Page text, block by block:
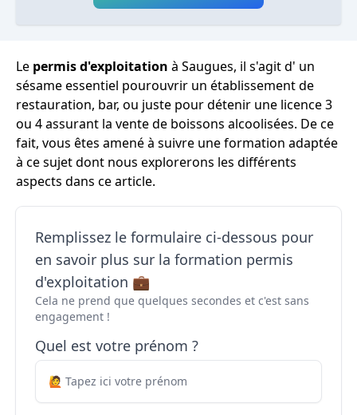
Le permis d'exploitation à Saugues, il s'agit d' un
sésame essentiel pourouvrir un établissement de
restauration, bar, ou juste pour détenir une licence 3
ou 4 assurant la vente de boissons alcoolisées. De ce
fait, vous êtes amené à suivre une formation adaptée
à ce sujet dont nous explorerons les différents
aspects dans ce article.
Remplissez le formulaire ci-dessous pour
en savoir plus sur la formation permis
d'exploitation 💼
Cela ne prend que quelques secondes et c'est sans
engagement !
Quel est votre prénom ?